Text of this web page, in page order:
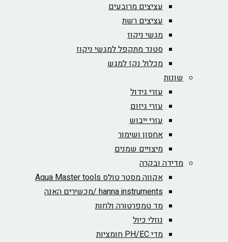
עציצים מרובעים
עציצים רשת
מגשי ניקוז
סטנד מתקפל למגשי ניקוז
מכלול נקז למגש
שונות
עזרי גידול
עזרי גיזום
עזרי ייבוש
אחסון ושימור
מיצויים שמנים
מדידה ובקרה
אקווה מסטר טולס Aqua Master tools
hanna instruments /מכשירים האנה
מד טמפרטורה ולחות
נוזלי כיול
מדי PH/EC חומציות